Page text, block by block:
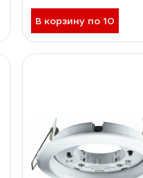
В корзину по 10